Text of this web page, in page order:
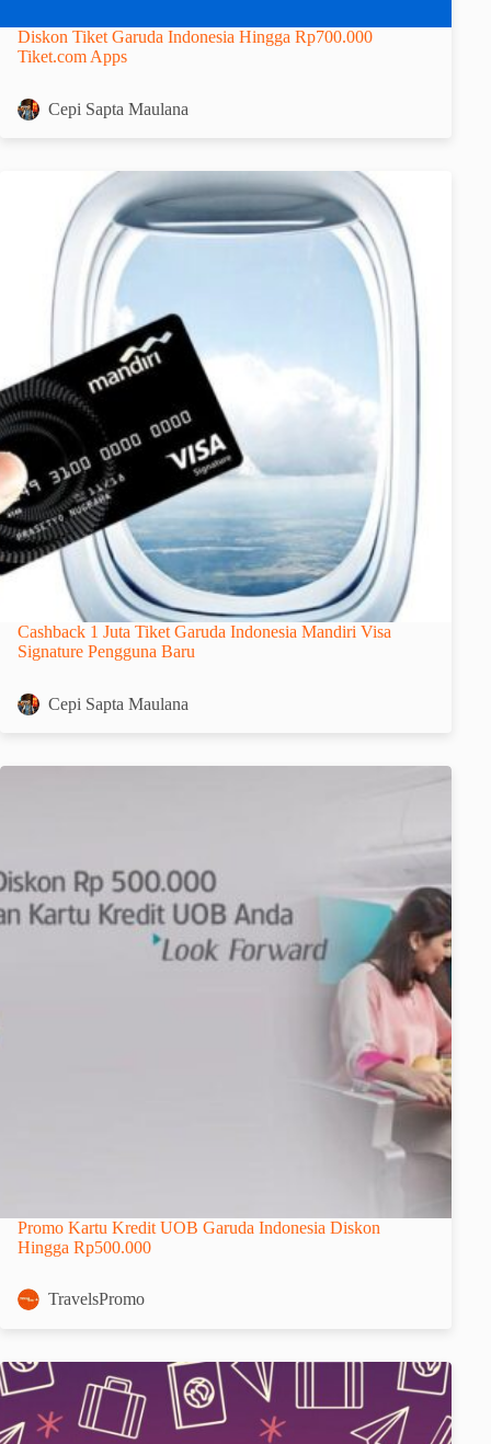
Diskon Tiket Garuda Indonesia Hingga Rp700.000
Tiket.com Apps
Cepi Sapta Maulana
Cashback 1 Juta Tiket Garuda Indonesia Mandiri Visa
Signature Pengguna Baru
Cepi Sapta Maulana
Promo Kartu Kredit UOB Garuda Indonesia Diskon
Hingga Rp500.000
TravelsPromo